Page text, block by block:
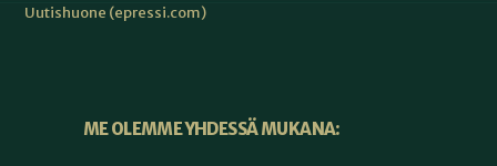
Uutishuone (epressi.com)
ME OLEMME YHDESSÄ MUKANA: